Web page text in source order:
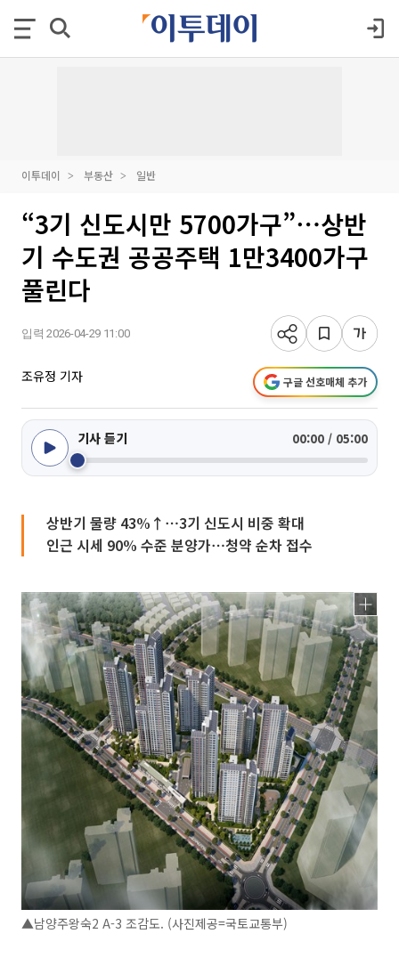
이투데이 부동산 일반
“3기 신도시만 5700가구”⋯상반
기 수도권 공공주택 1만3400가구
풀린다
입력 2026-04-29 11:00
조유정 기자 구글 선호매체 추가
기사 듣기 00:00 / 05:00
상반기 물량 43%↑⋯3기 신도시 비중 확대
인근 시세 90% 수준 분양가⋯청약 순차 접수
▲남양주왕숙2 A-3 조감도. (사진제공=국토교통부)